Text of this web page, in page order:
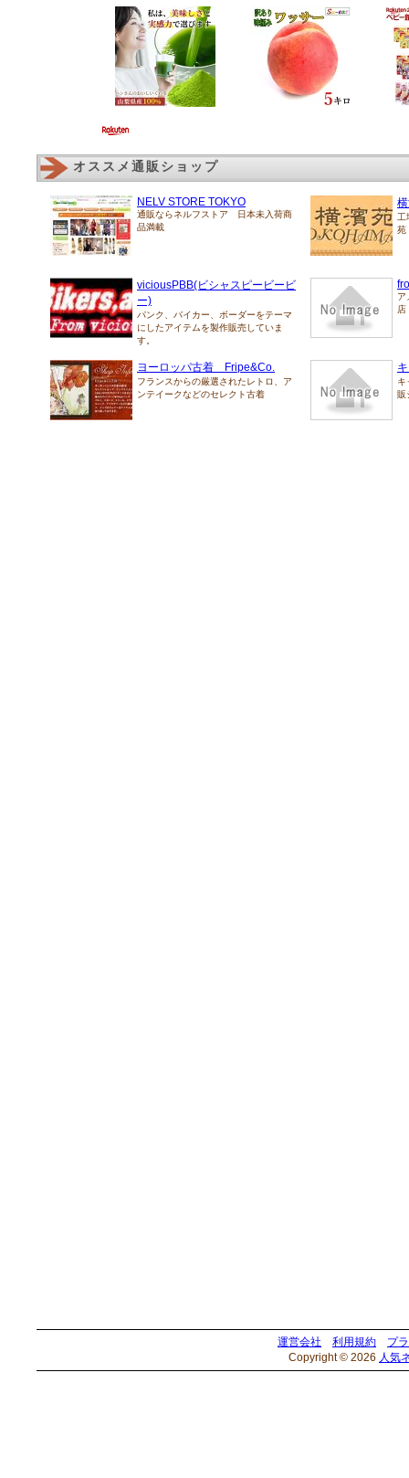
オススメ通販ショップ
NELV STORE TOKYO
通販ならネルフストア 日本未入荷商
品満載
工
苑
viciousPBB(ビシャスピービービ
ー)
パンク、バイカー、ボーダーをテーマ
にしたアイテムを製作販売していま
す。
ア
店
ヨーロッパ古着 Fripe&Co.
フランスからの厳選されたレトロ、ア
ンテイークなどのセレクト古着
キ
販
運営会社 利用規約
プ
Copyright © 2026 人気